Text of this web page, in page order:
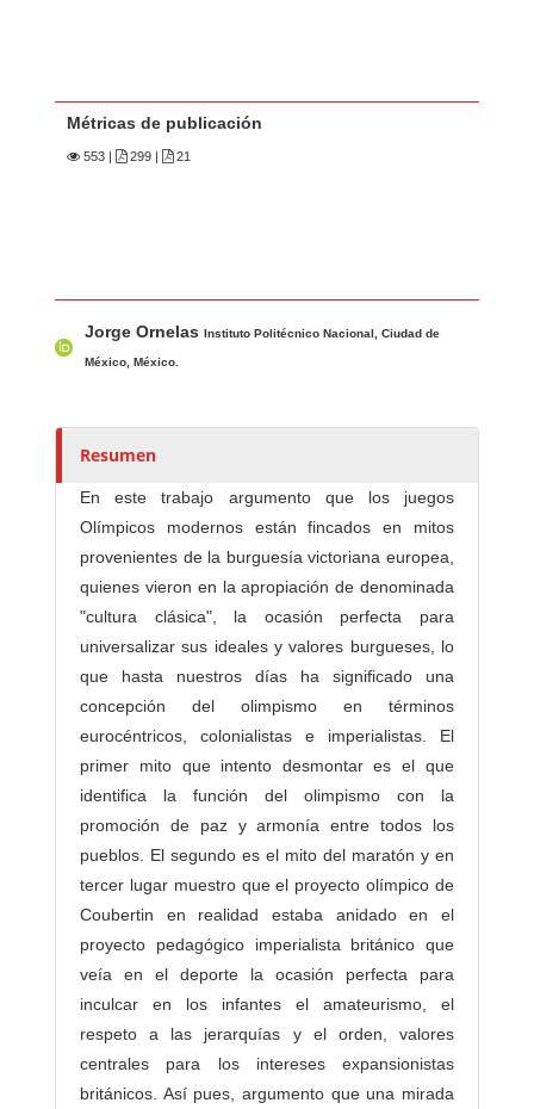
Métricas de publicación
553 299 | 21
u
r
s
Jorge Ornelas Instituto Politécnico Nacional, Ciudad de
México, México.
Resumen
En este trabajo argumento que los juegos
Olímpicos modernos están fincados en mitos
provenientes de la burguesía victoriana europea,
quienes vieron en la apropiación de denominada
"cultura clásica", la ocasión perfecta para
universalizar sus ideales y valores burgueses, lo
que hasta nuestros días ha significado una
concepción del olimpismo en términos
eurocéntricos, colonialistas e imperialistas. El
primer mito que intento desmontar es el que
identifica la función del olimpismo con la
promoción de paz y armonía entre todos los
pueblos. El segundo es el mito del maratón y en
tercer lugar muestro que el proyecto olímpico de
Coubertin en realidad estaba anidado en el
proyecto pedagógico imperialista británico que
veía en el deporte la ocasión perfecta para
inculcar en los infantes el amateurismo, el
respeto a las jerarquías y el orden, valores
centrales para los intereses expansionistas
británicos. Así pues, argumento que una mirada